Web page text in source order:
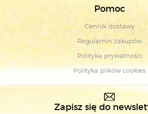
Pomoc
Cennik dostawy
Regulamin zakupów
Polityka prywatności
Polityka plików cookies
Zapisz się do